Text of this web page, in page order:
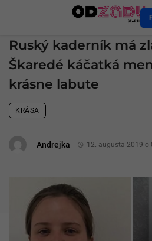
Ruský kaderník má
Škaredé káčatká
krásne labute
KRÁSA
Andrejka 12. augusta 2019 o